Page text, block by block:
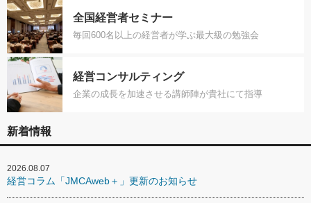
全国経営者セミナー
毎回600名以上の経営者が学ぶ最大級の勉強会
経営コンサルティング
企業の成長を加速させる講師陣が貴社にて指導
新着情報
2026.08.07
経営コラム「JMCAweb＋」更新のお知らせ